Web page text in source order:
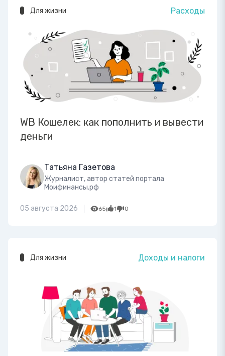
Для жизни Расходы
WB Кошелек: как пополнить и вывести
деньги
Татьяна Газетова
Журналист, автор статей портала
Моифинансы.рф
05 августа 2026 65 1 0
Для жизни Доходы и налоги